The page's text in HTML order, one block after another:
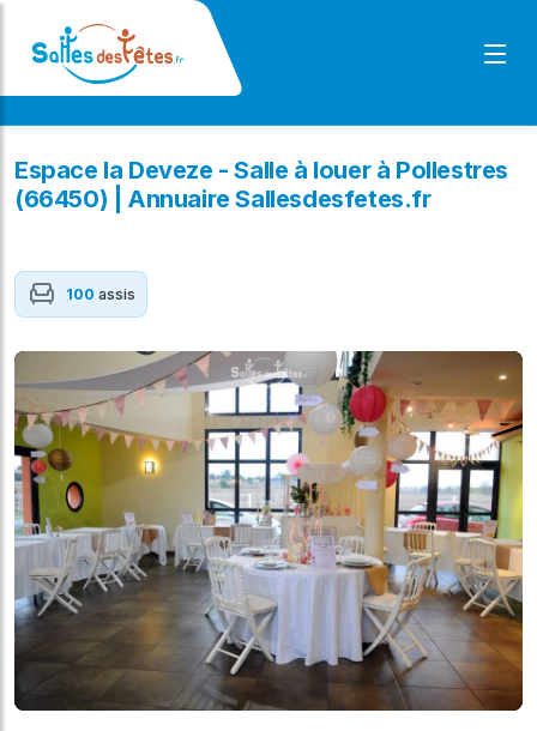
Espace la Deveze - Salle à louer à Pollestres
(66450) | Annuaire Sallesdesfetes.fr
100 assis